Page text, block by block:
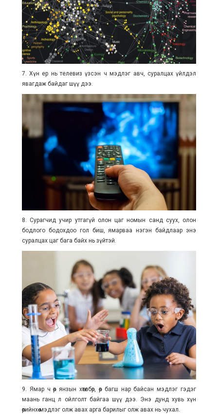
7. Хүн ер нь телевиз үзсэн ч мэдлэг авч, суралцах үйлдэл
явагдаж байдаг шүү дээ.
8. Сурагчид учир утгагүй олон цаг номын санд суух, олон
бодлого бодохдоо гол биш, ямарваа нэгэн байдлаар энэ
суралцах цаг бага байх нь зүйтэй.
9. Ямар ч өөр янзын хөтөлбөр, өөр багш нар байсан мэдлэг гэдэг
маань ганц л ойлголт байгаа шүү дээ. Энэ дунд хувь хүн
өөрийнхөө мэдлэг олж авах арга барилыг олж авах нь чухал.